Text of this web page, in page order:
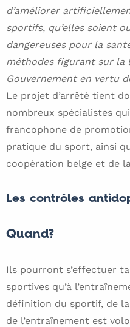
d’améliorer
sportifs, qu’elles soient
dangereuses pour la
méthodes figurant sur la
Gouvernement en vertu
Le projet d’arrêté tient
nombreux spécialistes
francophone de
pratique du sport, ainsi
coopération belge et de
Les contrôles
Quand?
Ils pourront s’effectuer
sportives qu’à
définition du sportif, de
de l’entraînement est